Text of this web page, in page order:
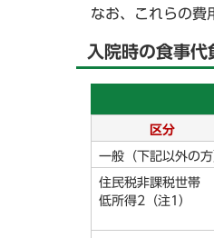
なお、これらの費
入院時の食事代
区分
一般（下記以外の方
住民税非課税世帯
低所得2（注1）